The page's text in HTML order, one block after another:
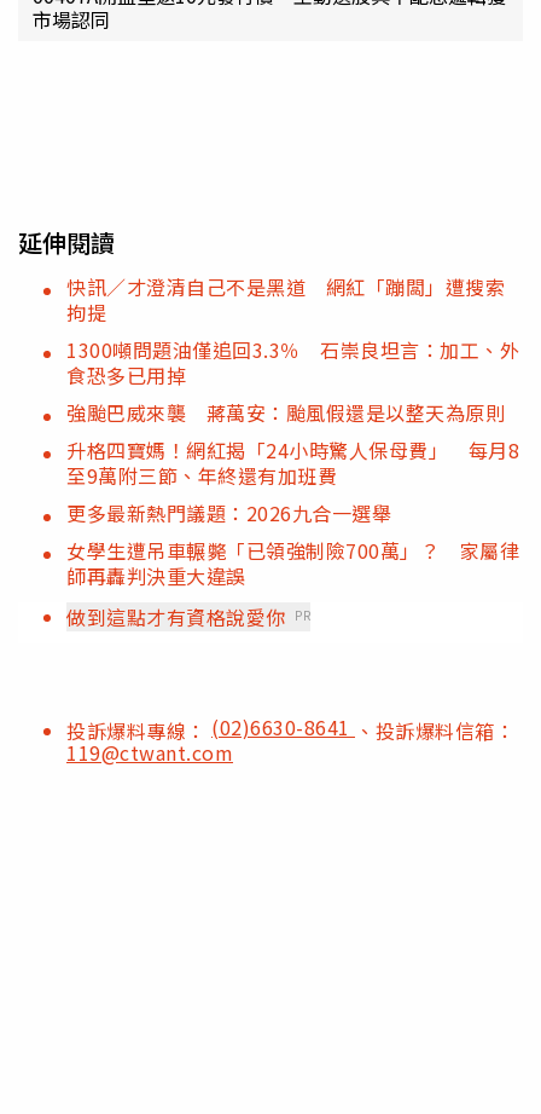
市場認同
延伸閱讀
快訊／才澄清自己不是黑道 網紅「蹦闆」遭搜索
拘提
1300噸問題油僅追回3.3％ 石崇良坦言：加工、外
食恐多已用掉
強颱巴威來襲 蔣萬安：颱風假還是以整天為原則
升格四寶媽！網紅揭「24小時驚人保母費」 每月8
至9萬附三節、年終還有加班費
更多最新熱門議題：2026九合一選舉
女學生遭吊車輾斃「已領強制險700萬」？ 家屬律
師再轟判決重大違誤
做到這點才有資格說愛你 PR
投訴爆料專線： (02)6630-8641 、投訴爆料信箱：
119@ctwant.com